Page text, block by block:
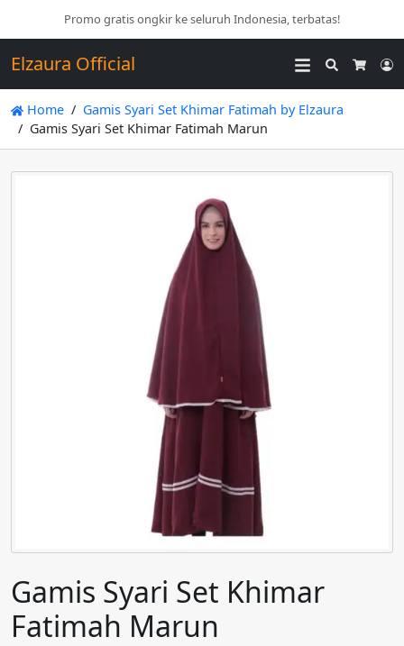
Promo gratis ongkir ke seluruh Indonesia, terbatas!
Elzaura Official
Search
Home
Gamis Syari Set Khimar Fatimah by Elzaura
Gamis Syari Set Khimar Fatimah Marun
Gamis Syari Set Khimar
Fatimah Marun